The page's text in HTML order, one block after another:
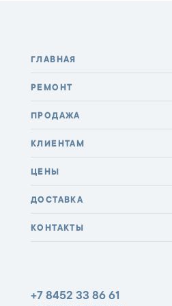
ГЛАВНАЯ
РЕМОНТ
ПРОДАЖА
КЛИЕНТАМ
ЦЕНЫ
ДОСТАВКА
КОНТАКТЫ
+7 8452 33 86 61